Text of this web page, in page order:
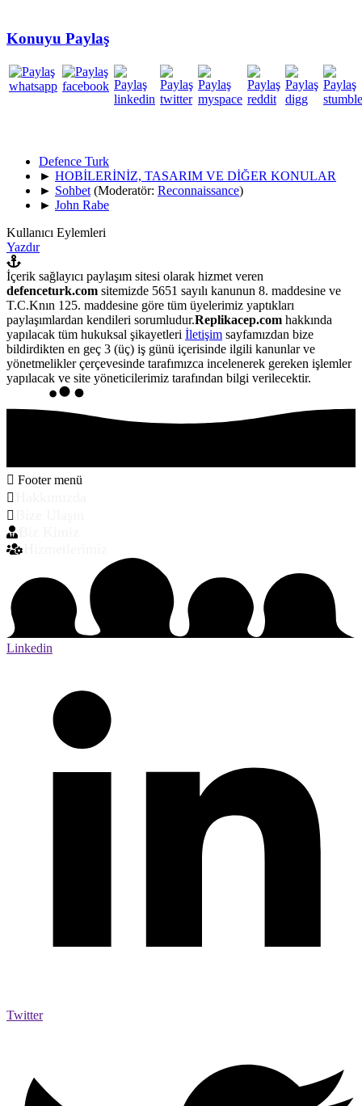
Konuyu Paylaş
Defence Turk
► HOBİLERİNİZ, TASARIM VE DİĞER KONULAR
► Sohbet (Moderatör: Reconnaissance)
► John Rabe
Kullanıcı Eylemleri
Yazdır
İçerik sağlayıcı paylaşım sitesi olarak hizmet veren
defenceturk.com sitemizde 5651 sayılı kanunun 8. maddesine ve
T.C.Knın 125. maddesine göre tüm üyelerimiz yaptıkları
paylaşımlardan kendileri sorumludur.Replikacep.com hakkında
yapılacak tüm hukuksal şikayetleri İletişim sayfamızdan bize
bildirdikten en geç 3 (üç) iş günü içerisinde ilgili kanunlar ve
yönetmelikler çerçevesinde tarafımızca incelenerek gereken işlemler
yapılacak ve site yöneticilerimiz tarafından bilgi verilecektir.
Footer menü
Linkedin
Twitter